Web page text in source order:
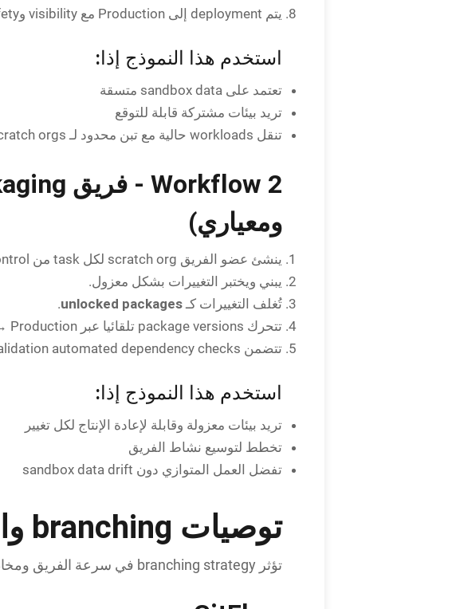
يتم deployment إلى Production مع visibility وrollback safety.
استخدم هذا النموذج إذا:
تعتمد على sandbox data متسقة
تريد بيئات مشتركة قابلة للتوقع
تنقل workloads حالية مع تبن محدود لـ scratch orgs
ومعياري)
ينشئ عضو الفريق scratch org لكل task من source control.
يبني ويختبر التغييرات بشكل معزول.
تُغلف التغييرات كـ unlocked packages
.
تتحرك package versions تلقائيا عبر Git environments: Feature → QA → UAT → Production.
تتضمن validation automated dependency checks وtest suites.
استخدم هذا النموذج إذا:
تريد بيئات معزولة وقابلة لإعادة الإنتاج لكل تغيير
تخطط لتوسيع نشاط الفريق
تفضل العمل المتوازي دون sandbox data drift
توصيات branching واضحة
تؤثر branching strategy في سرعة الفريق ومخاطره. نمطان شائعان يعملان جيدا: